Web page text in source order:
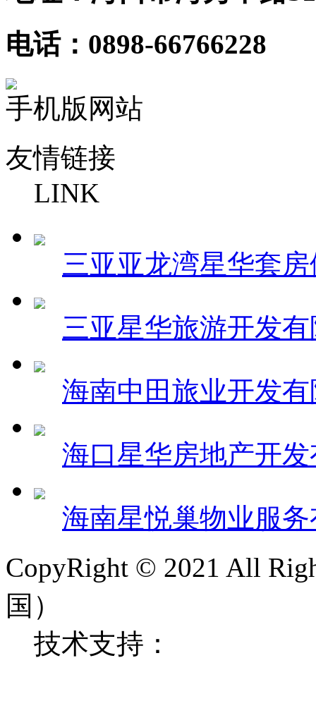
电话：0898-66766228
手机版网站
友情链接
LINK
三亚亚龙湾星华套
三亚星华旅游开发
海南中田旅业开发
海口星华房地产开
海南星悦巢物业服
CopyRight © 2021 All
国）
技术支持：